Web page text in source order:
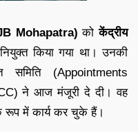
Mohapatra) कोकेंद्रीय
किया गया था। उनकी
समिति (Appointments
ने आज मंजूरी दे दी। वह
रूप में कार्य कर चुके हैं।